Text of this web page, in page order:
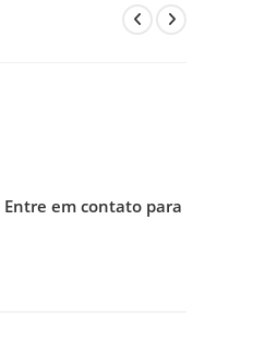
Entre em contato para